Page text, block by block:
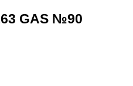
GAS №90